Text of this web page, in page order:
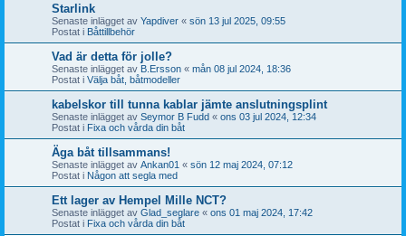
Starlink
Senaste inlägget av Yapdiver « sön 13 jul 2025, 09:55
Postat i Båttillbehör
Vad är detta för jolle?
Senaste inlägget av B.Ersson « mån 08 jul 2024, 18:36
Postat i Välja båt, båtmodeller
kabelskor till tunna kablar jämte anslutningsplint
Senaste inlägget av Seymor B Fudd « ons 03 jul 2024, 12:34
Postat i Fixa och vårda din båt
Äga båt tillsammans!
Senaste inlägget av Ankan01 « sön 12 maj 2024, 07:12
Postat i Någon att segla med
Ett lager av Hempel Mille NCT?
Senaste inlägget av Glad_seglare « ons 01 maj 2024, 17:42
Postat i Fixa och vårda din båt